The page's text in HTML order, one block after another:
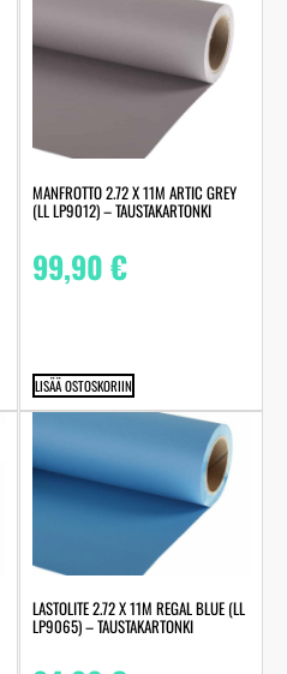
MANFROTTO 2.72 X 11M ARTIC GREY
(LL LP9012) – TAUSTAKARTONKI
99,90€
LISÄÄ OSTOSKORIIN
LASTOLITE 2.72 X 11M REGAL BLUE (LL
LP9065) – TAUSTAKARTONKI